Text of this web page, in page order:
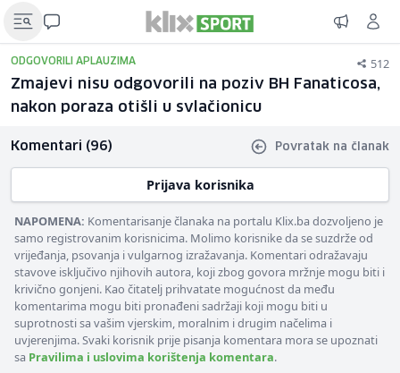
ODGOVORILI APLAUZIMA 512
Zmajevi nisu odgovorili na poziv BH Fanaticosa,
nakon poraza otišli u svlačionicu
Komentari (96) Povratak na članak
Prijava korisnika
NAPOMENA: Komentarisanje članaka na portalu Klix.ba dozvoljeno je
samo registrovanim korisnicima. Molimo korisnike da se suzdrže od
vrijeđanja, psovanja i vulgarnog izražavanja. Komentari odražavaju
stavove isključivo njihovih autora, koji zbog govora mržnje mogu biti i
krivično gonjeni. Kao čitatelj prihvatate mogućnost da među
komentarima mogu biti pronađeni sadržaji koji mogu biti u
suprotnosti sa vašim vjerskim, moralnim i drugim načelima i
uvjerenjima. Svaki korisnik prije pisanja komentara mora se upoznati
sa Pravilima i uslovima korištenja komentara.